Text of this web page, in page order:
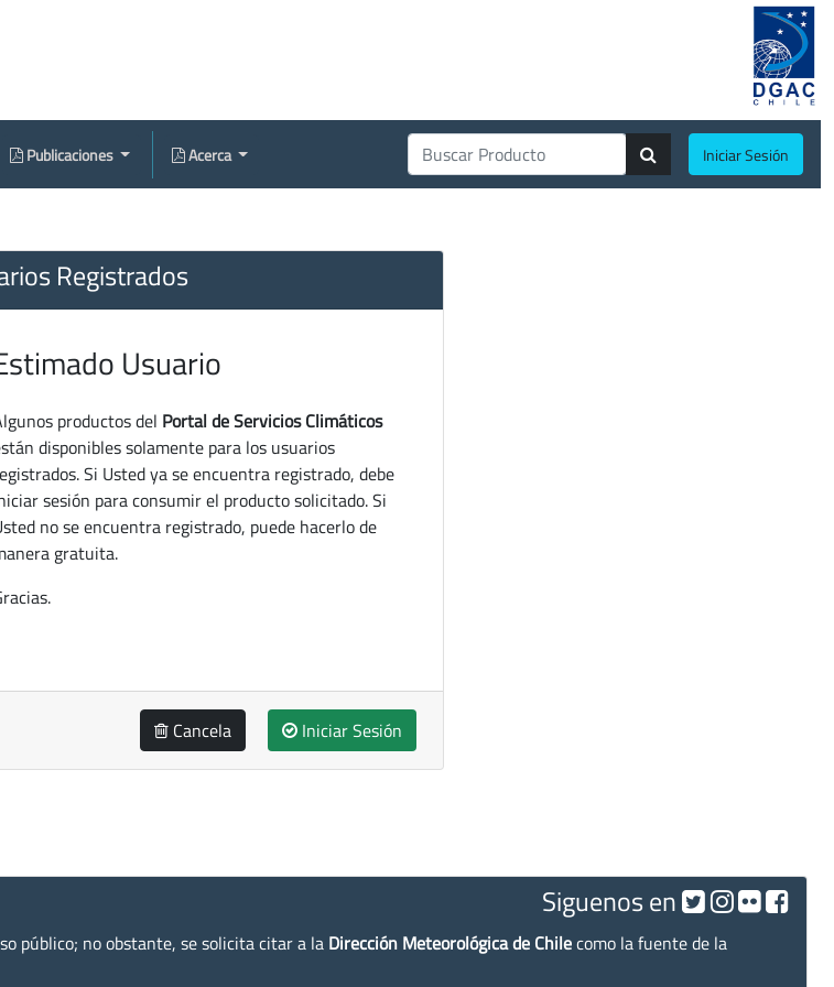
Publicaciones Acerca Iniciar Sesión
Registrados
Usuario
productos del Portal de Servicios Climáticos
disponibles solamente para los usuarios
Si Usted ya se encuentra registrado, debe
sesión para consumir el producto solicitado. Si
no se encuentra registrado, puede hacerlo de
gratuita.
Cancela Iniciar Sesión
Siguenos en
público; no obstante, se solicita citar a la Dirección Meteorológica de Chilecomo la fuente de la